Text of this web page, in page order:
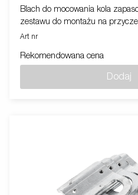
Blach do mocowania kola
zestawu do montażu na
Art nr
Rekomendowana cena
Dodaj